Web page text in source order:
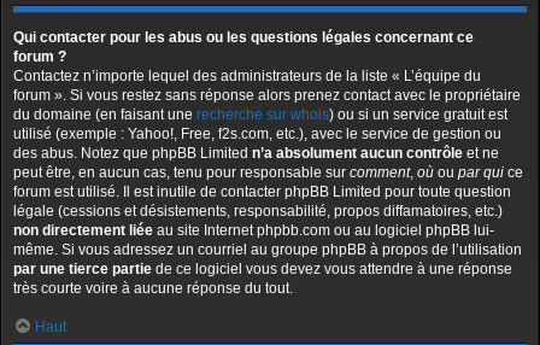
Qui contacter pour les abus ou les questions légales concernant ce
forum ?
Contactez n’importe lequel des administrateurs de la liste « L’équipe du
forum ». Si vous restez sans réponse alors prenez contact avec le propriétaire
du domaine (en faisant une recherche sur whois) ou si un service gratuit est
utilisé (exemple : Yahoo!, Free, f2s.com, etc.), avec le service de gestion ou
des abus. Notez que phpBB Limited n’a absolument aucun contrôle et ne
peut être, en aucun cas, tenu pour responsable sur comment, où ou par qui ce
forum est utilisé. Il est inutile de contacter phpBB Limited pour toute question
légale (cessions et désistements, responsabilité, propos diffamatoires, etc.)
non directement liée au site Internet phpbb.com ou au logiciel phpBB lui-
même. Si vous adressez un courriel au groupe phpBB à propos de l’utilisation
par une tierce partie de ce logiciel vous devez vous attendre à une réponse
très courte voire à aucune réponse du tout.
Haut